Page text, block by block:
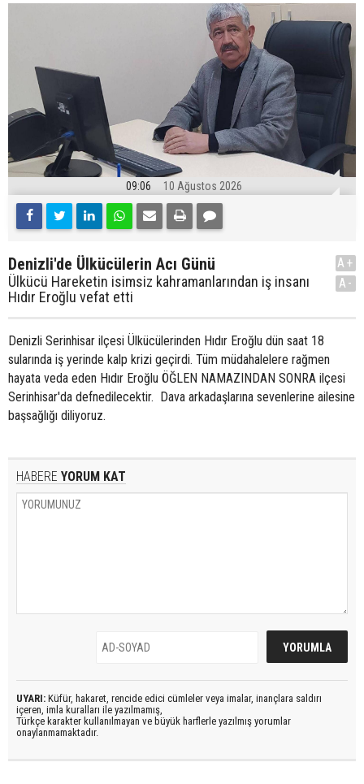
09:06 10 Ağustos 2026
Denizli'de Ülkücülerin Acı Günü
Ülkücü Hareketin isimsiz kahramanlarından iş insanı
Hıdır Eroğlu vefat etti
A+
A-
Denizli Serinhisar ilçesi Ülkücülerinden Hıdır Eroğlu dün saat 18
sularında iş yerinde kalp krizi geçirdi. Tüm müdahalelere rağmen
hayata veda eden Hıdır Eroğlu ÖĞLEN NAMAZINDAN SONRA ilçesi
Serinhisar'da defnedilecektir. Dava arkadaşlarına sevenlerine ailesine
başsağlığı diliyoruz.
HABERE YORUM KAT
UYARI: Küfür, hakaret, rencide edici cümleler veya imalar, inançlara saldırı
içeren, imla kuralları ile yazılmamış,
Türkçe karakter kullanılmayan ve büyük harflerle yazılmış yorumlar
onaylanmamaktadır.